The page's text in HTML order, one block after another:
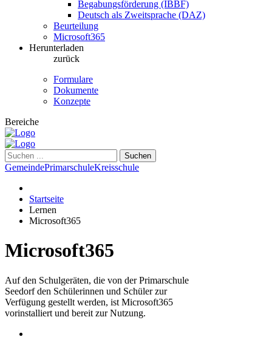
Begabungsförderung (IBBF)
Deutsch als Zweitsprache (DAZ)
Beurteilung
Microsoft365
Herunterladen
zurück
Formulare
Dokumente
Konzepte
Bereiche
Suchen
GemeindePrimarschuleKreisschule
Startseite
Lernen
Microsoft365
Microsoft365
Auf den Schulgeräten, die von der Primarschule
Seedorf den Schülerinnen und Schüler zur
Verfügung gestellt werden, ist Microsoft365
vorinstalliert und bereit zur Nutzung.